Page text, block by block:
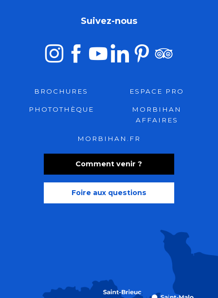
Comment venir ?
Foire aux questions
Suivez-nous
BROCHURES ESPACE PRO
PHOTOTHÈQUE
MORBIHAN
AFFAIRES
MORBIHAN.FR